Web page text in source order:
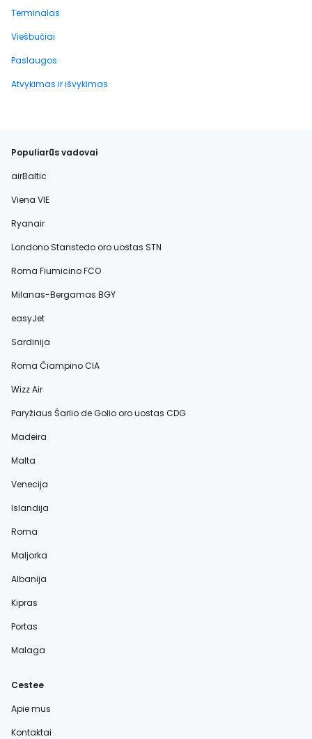
Terminalas
Viešbučiai
Paslaugos
Atvykimas ir išvykimas
Populiarūs vadovai
airBaltic
Viena VIE
Ryanair
Londono Stanstedo oro uostas STN
Roma Fiumicino FCO
Milanas-Bergamas BGY
easyJet
Sardinija
Roma Čiampino CIA
Wizz Air
Paryžiaus Šarlio de Golio oro uostas CDG
Madeira
Malta
Venecija
Islandija
Roma
Maljorka
Albanija
Kipras
Portas
Malaga
Cestee
Apie mus
Kontaktai